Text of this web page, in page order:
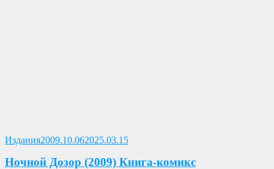
ИзданияОпубликовано
2009.10.062025.03.15
Ночной Дозор (2009) Книга-комикс